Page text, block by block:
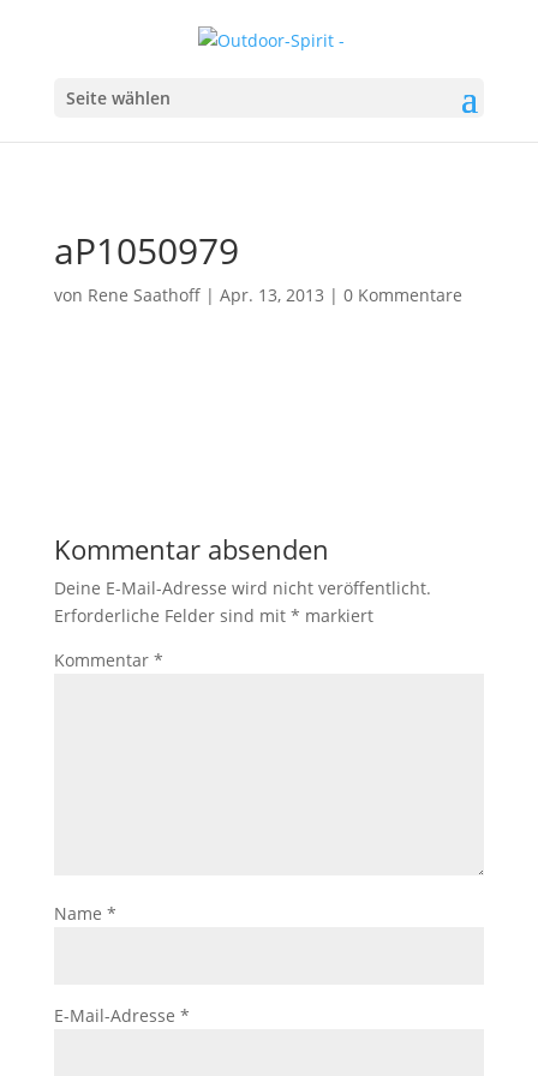
Seite wählen
aP1050979
von Rene Saathoff| Apr. 13, 2013 | 0 Kommentare
Kommentar absenden
Deine E-Mail-Adresse wird nicht veröffentlicht.
Erforderliche Felder sind mit * markiert
Kommentar *
Name *
E-Mail-Adresse *